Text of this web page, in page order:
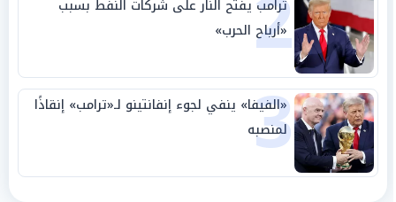
ترامب يفتح النار على شركات النفط بسبب
«أرباح الحرب»
3
«الفيفا» ينفي لجوء إنفانتينو لـ«ترامب» إنقاذًا
لمنصبه